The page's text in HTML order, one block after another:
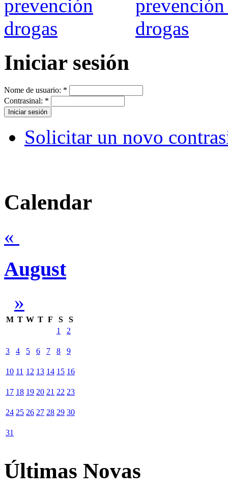
Iniciar sesión
Nome de usuario: *
Contrasinal: *
Solicitar un novo
Calendar
«
August
»
M T W T F S
S
1
2
3 4 5 6 7 8 9
10 11 12 13 14 15 16
17 18 19 20 21 22 23
24 25 26 27 28 29 30
31
Últimas Novas